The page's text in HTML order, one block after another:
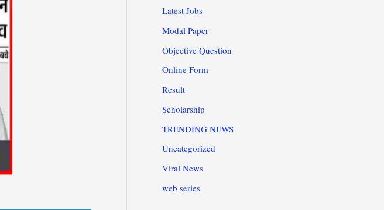
Latest Jobs
Modal Paper
Objective Question
Online Form
Result
Scholarship
TRENDING NEWS
Uncategorized
Viral News
web series